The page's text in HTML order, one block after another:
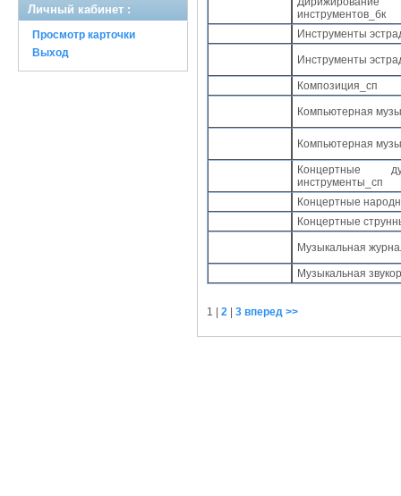
Личный кабинет :
Просмотр карточки
Выход
инструментов_бк
Инструменты
Инструменты
Композиция_сп
Компьютерная
Компьютерная
Концертные
инструменты_сп
Концертные
Концертные
Музыкальная
Музыкальная
1 2 3 вперед >>